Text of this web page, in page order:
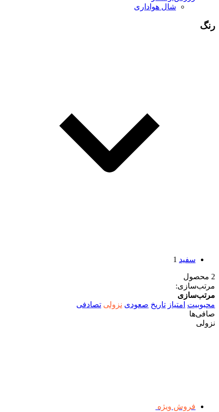
شال هواداری
رنگ
سفید 1
2 محصول
مرتب‌سازی:
مرتب‌سازی
محبوبیت امتیاز تاریخ صعودی نزولی تصادفی
صافی‌ها
نزولی
فروش ویژه